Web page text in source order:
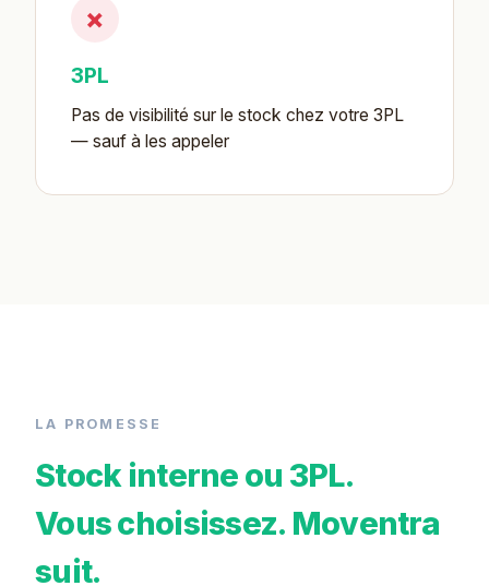
×
3PL
Pas de visibilité sur le stock chez votre 3PL
— sauf à les appeler
LA PROMESSE
Stock interne ou 3PL.
Vous choisissez. Moventra
suit.